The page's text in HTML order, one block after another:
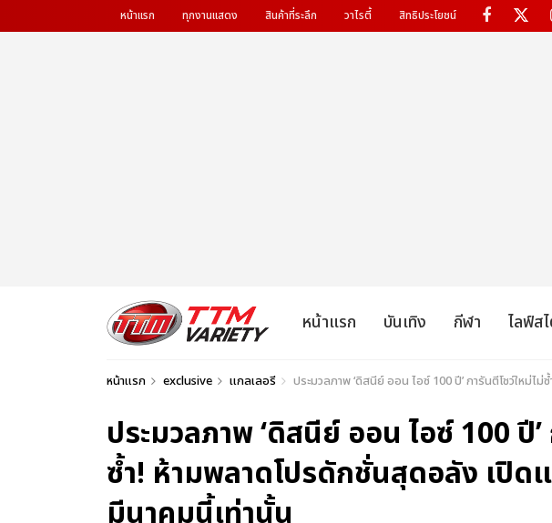
หน้าแรก ทุกงานแสดง สินค้าที่ระลึก วาไรตี้ สิทธิประโยชน์
หน้าแรก บันเทิง กีฬา ไลฟ์ส
หน้าแรก exclusive แกลเลอรี ประมวลภาพ ‘ดิสนีย์ ออน ไอซ์ 100 ปี’ การันตีโชว์ใหม่
ประมวลภาพ ‘ดิสนีย์ ออน ไอซ์ 100 ปี
ซ้ำ! ห้ามพลาดโปรดักชั่นสุดอลัง เปิด
มีนาคมนี้เท่านั้น